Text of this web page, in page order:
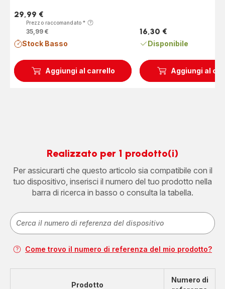
Aggiungi al carrello
Prezzo
29,99 €
Prezzo raccomandato *
35,99 €
Stock Basso
Aggiungi al
Prezzo
16,30 €
Disponibile
Realizzato per 1 prodotto(i)
Per assicurarti che questo articolo sia compatibile con il
tuo dispositivo, inserisci il numero del tuo prodotto nella
barra di ricerca in basso o consulta la tabella.
Come trovo il numero di referenza del mio prodotto?
Prodotto
Numero di